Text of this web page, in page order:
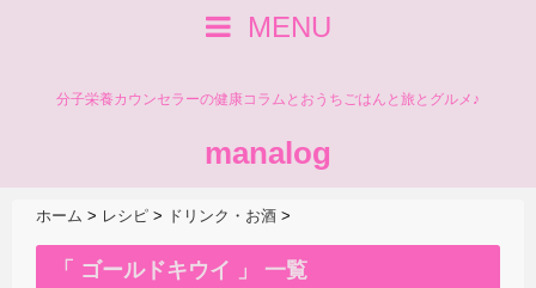
MENU
分子栄養カウンセラーの健康コラムとおうちごはんと旅とグルメ♪
manalog
ホーム > レシピ > ドリンク・お酒 >
「 ゴールドキウイ 」 一覧